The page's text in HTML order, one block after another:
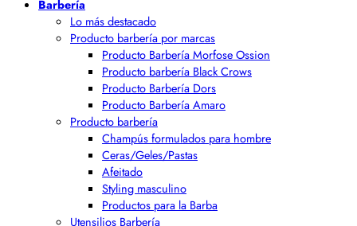
Barbería
Lo más destacado
Producto barbería por marcas
Producto Barbería Morfose Ossion
Producto barbería Black Crows
Producto Barbería Dors
Producto Barbería Amaro
Producto barbería
Champús formulados para hombre
Ceras/Geles/Pastas
Afeitado
Styling masculino
Productos para la Barba
Utensilios Barbería